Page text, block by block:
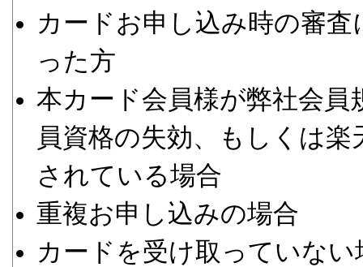
カードお申し込み時の審
った方
本カード会員様が弊社会員
員資格の失効、もしくは
されている場合
重複お申し込みの場合
カードを受け取っていない